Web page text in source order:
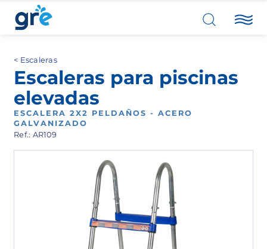
Escaleras
Escaleras para piscinas
elevadas
ESCALERA 2X2 PELDAÑOS - ACERO
GALVANIZADO
Ref.: AR109